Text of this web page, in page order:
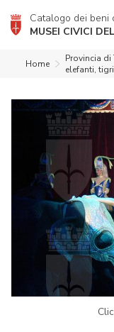
Catalogo dei beni
MUSEI CIVICI
Home
Provincia di
elefanti,